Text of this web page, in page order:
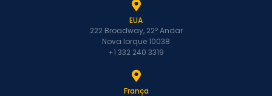
EUA
222 Broadway, 22º Andar
Nova Iorque 10038
+1 332 240 3319
França